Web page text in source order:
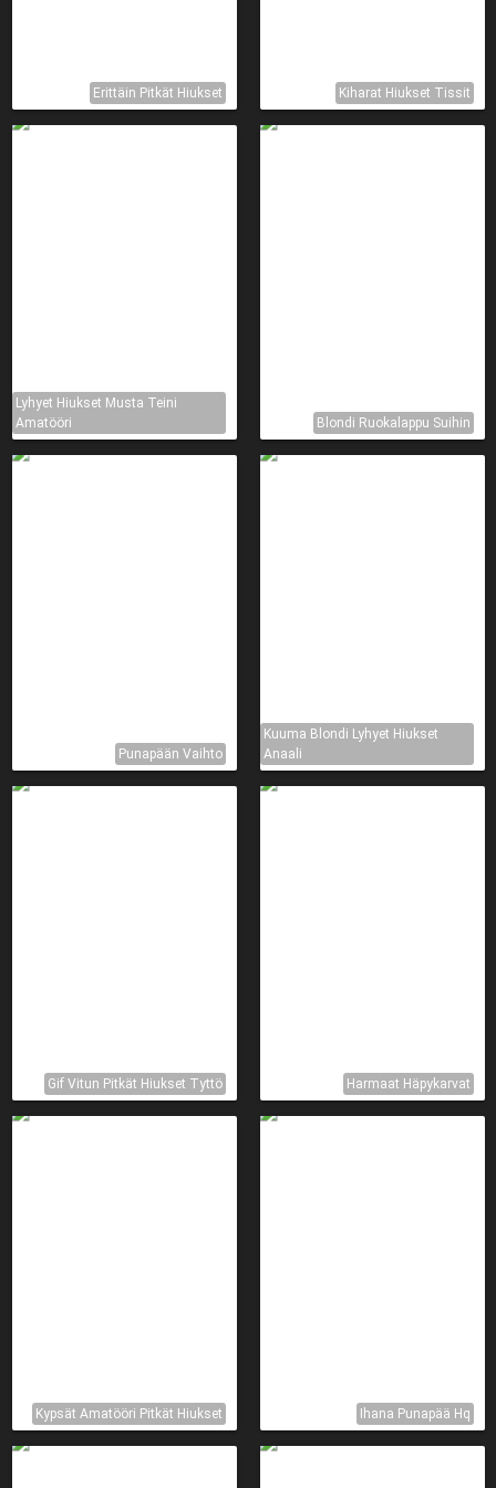
Erittäin Pitkät Hiukset Kiharat Hiukset Tissit
Lyhyet Hiukset Musta Teini
Amatööri
Blondi Ruokalappu Suihin
Punapään Vaihto
Kuuma Blondi Lyhyet Hiukset
Anaali
Gif Vitun Pitkät Hiukset Tyttö Harmaat Häpykarvat
Kypsät Amatööri Pitkät Hiukset Ihana Punapää Hq